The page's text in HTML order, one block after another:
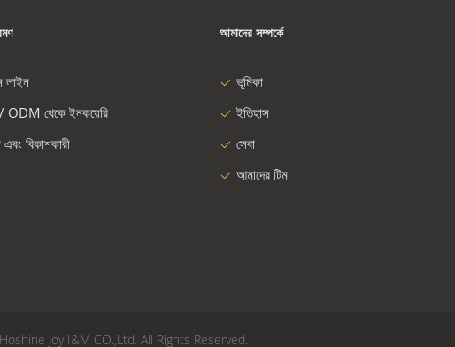
লাইন
থেকে ইনকয়েরি
এবং বিকাশকারী
আমাদের সম্পর্কে
ভূমিকা
ইতিহাস
সেবা
আমাদের টিম
Hoshine Joy I&M CO.,Ltd. All Rights Reserved.